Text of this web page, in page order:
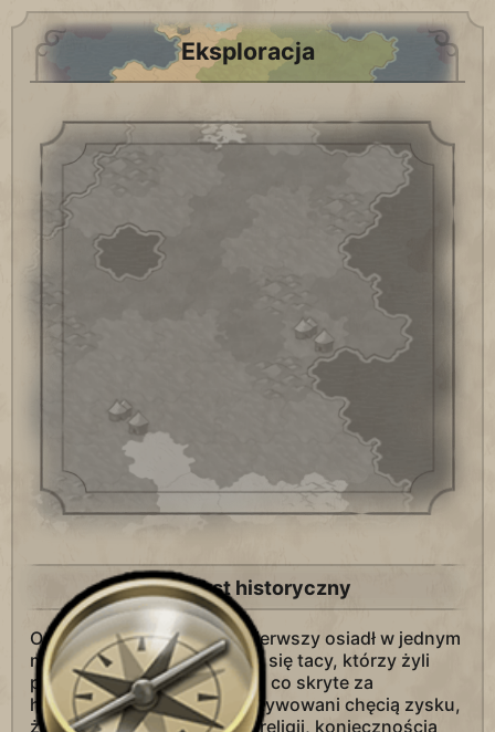
Eksploracja
Kontekst historyczny
Od kiedy człowiek po raz pierwszy osiadł w jednym
miejscu, zawsze znajdowali się tacy, którzy żyli
pragnieniem poznania tego, co skryte za
horyzontem. Odkrywcy motywowani chęcią zysku,
żądzą przygody, nakazami religii, koniecznością